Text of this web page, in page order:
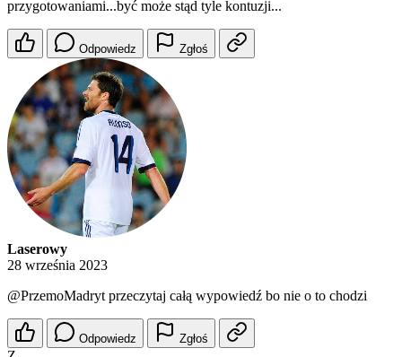
przygotowaniami...być może stąd tyle kontuzji...
Odpowiedz Zgłoś
Laserowy
28 września 2023
@PrzemoMadryt przeczytaj całą wypowiedź bo nie o to chodzi
Odpowiedz Zgłoś